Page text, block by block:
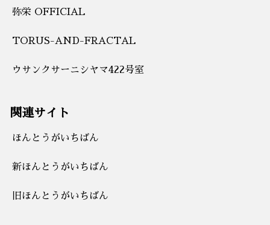
弥栄 OFFICIAL
TORUS-AND-FRACTAL
ウサンクサーニシヤマ422号室
関連サイト
ほんとうがいちばん
新ほんとうがいちばん
旧ほんとうがいちばん